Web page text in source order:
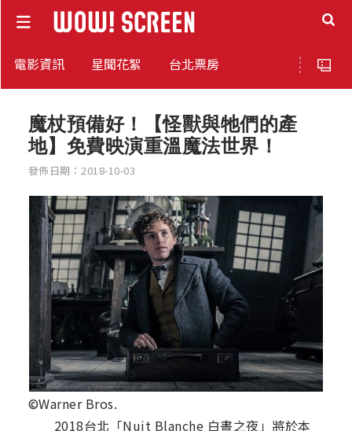
電影資訊 星聞花絮 台北票房
魔杖預備好！【怪獸與牠們的產
地】免費映演重溫魔法世界！
發佈日期：2018-10-03
©Warner Bros.
2018台北「Nuit Blanche 白晝之夜」將於本